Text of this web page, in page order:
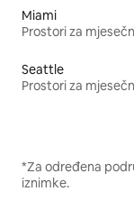
Miami
Prostori za
Seattle
Prostori za
*Za određena
iznimke.